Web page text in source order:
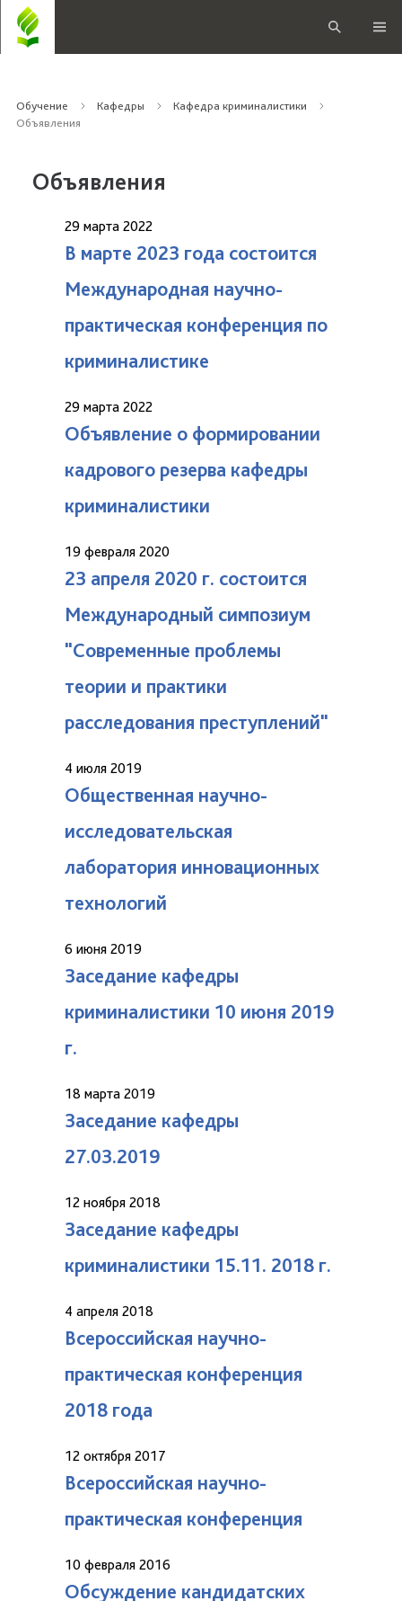
Обучение Кафедры
Кафедра криминалистики
Объявления
Объявления
29 марта 2022
В марте 2023 года состоится
Международная научно-
практическая конференция по
криминалистике
29 марта 2022
Объявление о формировании
кадрового резерва кафедры
криминалистики
19 февраля 2020
23 апреля 2020 г. состоится
Международный симпозиум
"Современные проблемы
теории и практики
расследования преступлений"
4 июля 2019
Общественная научно-
исследовательская
лаборатория инновационных
технологий
6 июня 2019
Заседание кафедры
криминалистики 10 июня 2019
г.
18 марта 2019
Заседание кафедры
27.03.2019
12 ноября 2018
Заседание кафедры
криминалистики 15.11. 2018 г.
4 апреля 2018
Всероссийская научно-
практическая конференция
2018 года
12 октября 2017
Всероссийская научно-
практическая конференция
10 февраля 2016
Обсуждение кандидатских